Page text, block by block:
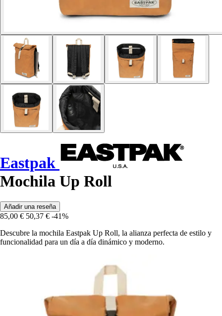
Eastpak
Mochila Up Roll
Añadir una reseña
85,00 € 50,37 € -41%
Descubre la mochila Eastpak Up Roll, la alianza perfecta de estilo y
funcionalidad para un día a día dinámico y moderno.